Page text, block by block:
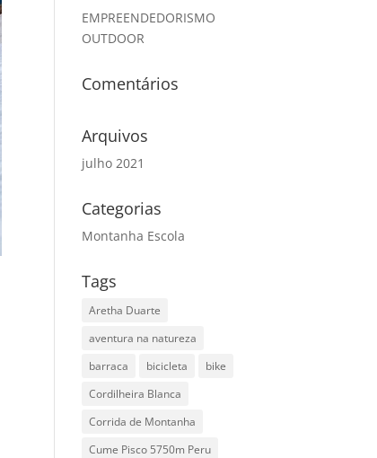
EMPREENDEDORISMO
OUTDOOR
Comentários
Arquivos
julho 2021
Categorias
Montanha Escola
Tags
Aretha Duarte
aventura na natureza
barraca
bicicleta
bike
Cordilheira Blanca
Corrida de Montanha
Cume Pisco 5750m Peru